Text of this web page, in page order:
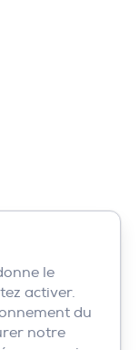
le
activer.
du
notre